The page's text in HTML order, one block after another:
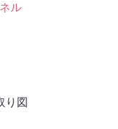
ル
り図